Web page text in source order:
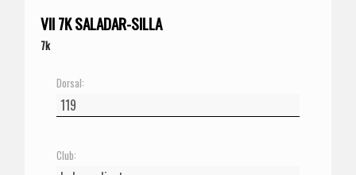
VII 7K SALADAR-SILLA
7k
Dorsal:
Club: